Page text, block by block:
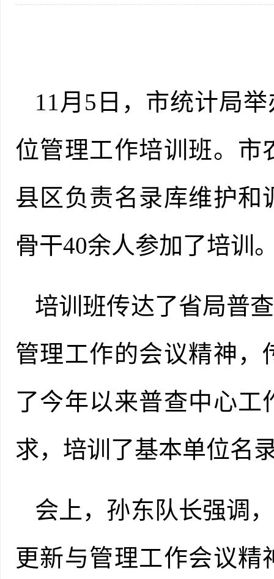
11月 5 日，市统计局
位管理工作培训班。市
县区负责名录库维护和
骨干40余人参加了培训
培训班传达了省局普
管理工作的会议精神，
了今年以来普查中心
求，培训了基本单位名
会上，孙东队长强调，
更新与管理工作会议精